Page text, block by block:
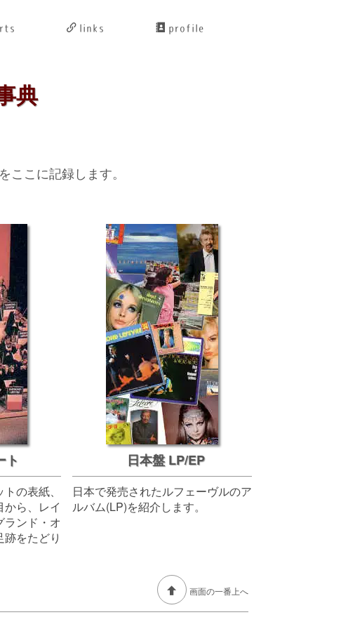
links profile
典
こに記録します。
ト
の表紙、
ら、レイ
ランド・オ
をたどり
日本盤 LP/EP
日本で発売されたルフェーヴルのア
ルバム(LP)を紹介します。
画面の一番上へ